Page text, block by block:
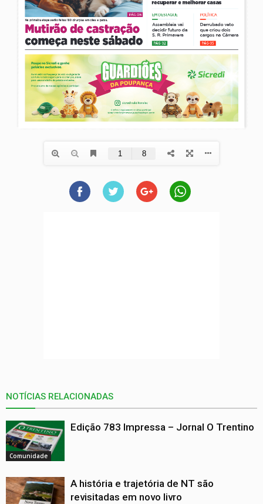
NOTÍCIAS RELACIONADAS
Comunidade
Edição 783 Impressa – Jornal O Trentino
A história e trajetória de NT são
revisitadas em novo livro